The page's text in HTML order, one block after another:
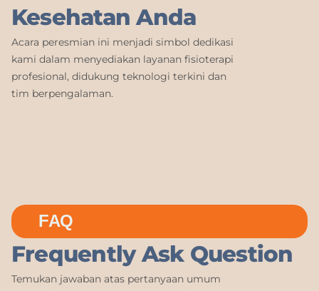
Kesehatan Anda
Acara peresmian ini menjadi simbol dedikasi
kami dalam menyediakan layanan fisioterapi
profesional, didukung teknologi terkini dan
tim berpengalaman.
FAQ
Frequently Ask Question
Temukan jawaban atas pertanyaan umum